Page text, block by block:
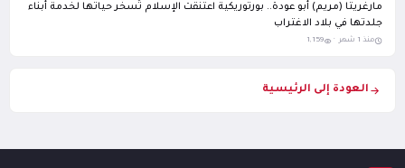
مارغريتا (مريم) أبو عودة.. بورتوريكية اعتنقت الإسلام تُسخّر حياتها لخدمة أبناء
جلدتها في بلاد الاغتراب
منذ 1 شهر · 1,159
العودة إلى الرئيسية